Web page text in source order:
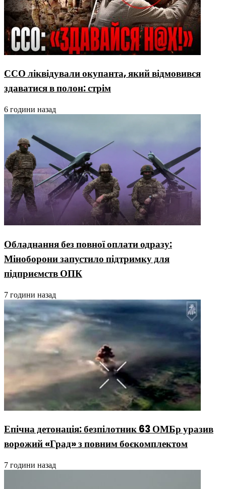
ССО ліквідували окупанта, який відмовився
здаватися в полон: стрім
6 години назад
Обладнання без повної оплати одразу:
Міноборони запустило підтримку для
підприємств ОПК
7 години назад
Епічна детонація: безпілотник 63 ОМБр уразив
ворожий «Град» з повним боєкомплектом
7 години назад